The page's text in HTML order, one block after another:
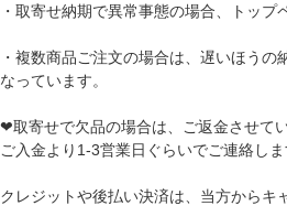
・取寄せ納期で異常事態の場合、トップ
・複数商品ご注文の場合は、遅いほうの
なっています。
❤取寄せで欠品の場合は、ご返金させて
ご入金より1-3営業日ぐらいでご連絡しま
クレジットや後払い決済は、当方からキ